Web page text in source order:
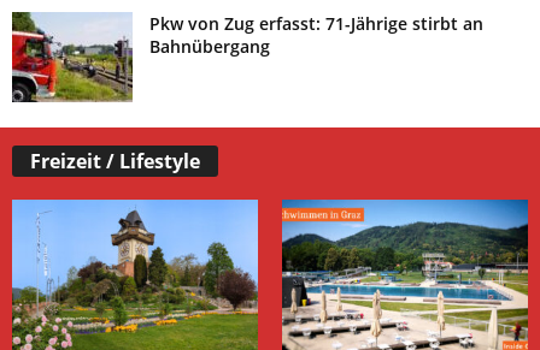
Pkw von Zug erfasst: 71-Jährige stirbt an
Bahnübergang
Freizeit / Lifestyle